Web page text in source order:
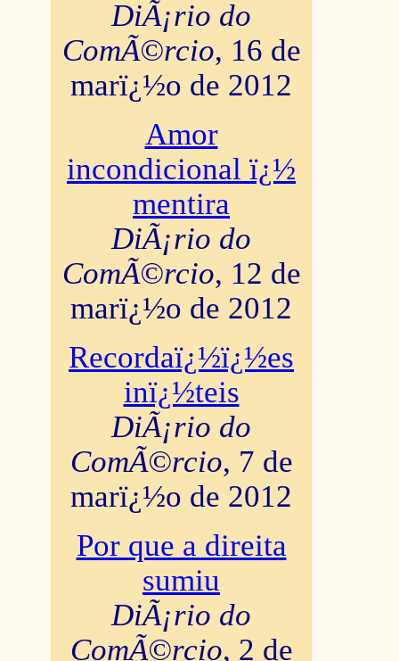
DiÃ¡rio do
ComÃ©rcio, 16 de
marï¿½o de 2012
Amor
incondicional ï¿½
mentira
DiÃ¡rio do
ComÃ©rcio, 12 de
marï¿½o de 2012
Recordaï¿½ï¿½es
inï¿½teis
DiÃ¡rio do
ComÃ©rcio, 7 de
marï¿½o de 2012
Por que a direita
sumiu
DiÃ¡rio do
ComÃ©rcio, 2 de